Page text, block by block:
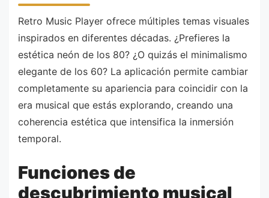
Retro Music Player ofrece múltiples temas visuales
inspirados en diferentes décadas. ¿Prefieres la
estética neón de los 80? ¿O quizás el minimalismo
elegante de los 60? La aplicación permite cambiar
completamente su apariencia para coincidir con la
era musical que estás explorando, creando una
coherencia estética que intensifica la inmersión
temporal.
Funciones de
descubrimiento musical